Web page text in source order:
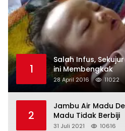
1
Salah Infus,
ini Membengkak
28 April 2016 11022
2
Jambu Air Madu
Madu Tidak Berbiji
31 Juli 2021 10616